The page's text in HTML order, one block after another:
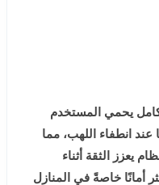
يحمي المستخدم
عند انطفاء اللهب، مما
يعزز الثقة أثناء
أمانًا خاصةً في المنازل